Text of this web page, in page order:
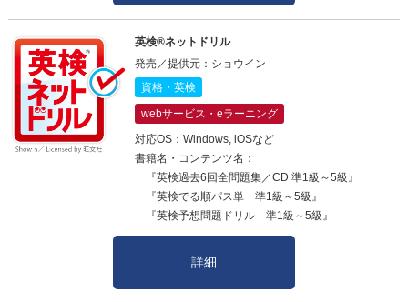
英検®ネットドリル
発売／提供元：ショウイン
資格・英検
webサービス・eラーニング
対応OS：Windows, iOSなど
書籍名・コンテンツ名：
『英検過去6回全問題集／CD 準1級～5級』
『英検でる順パス単 準1級～5級』
『英検予想問題ドリル 準1級～5級』
詳細